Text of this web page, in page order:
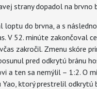
strany dopadol na brvno
loptu do brvna, a s
V 52. minúte zakončoval
zakročil. Zmenu skóre
pred odkrytú bránu
a ten sa nemýlil – 1:2. O
Yao, ktorý prestrelil odkrytú